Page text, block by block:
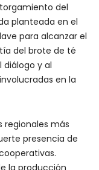
del
planteada en el
para alcanzar el
del brote de té
y al
en la
regionales más
presencia de
la producción